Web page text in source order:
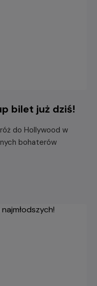
bilet już dziś!
do Hollywood w
bohaterów